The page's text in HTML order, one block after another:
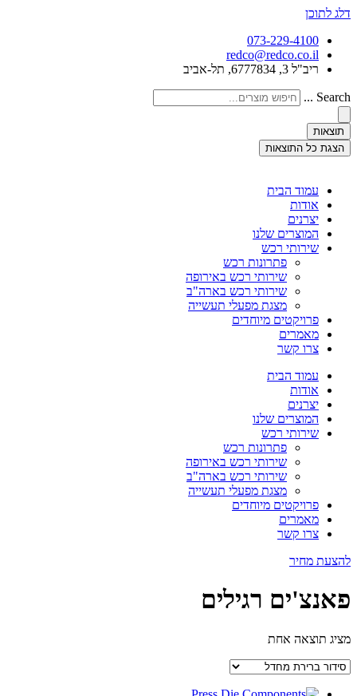
דלג לתוכן
073-229-4100
redco@redco.co.il
ריב"ל 3, 6777834, תל-אביב
Search ...
תוצאות
הצגת כל התוצאות
עמוד הבית
אודות
יצרנים
המוצרים שלנו
שירותי רכש
פתרונות רכש
שירותי רכש באירופה
שירותי רכש בארה"ב
מצגת מפעלי תעשייה
פרויקטים מיוחדים
מאמרים
צרו קשר
עמוד הבית
אודות
יצרנים
המוצרים שלנו
שירותי רכש
פתרונות רכש
שירותי רכש באירופה
שירותי רכש בארה"ב
מצגת מפעלי תעשייה
פרויקטים מיוחדים
מאמרים
צרו קשר
להצעת מחיר
פאנצ'ים רגילים
מציג תוצאה אחת